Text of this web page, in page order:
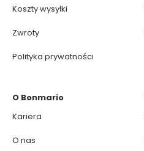
Koszty wysyłki
Zwroty
Polityka prywatności
O Bonmario
Kariera
O nas